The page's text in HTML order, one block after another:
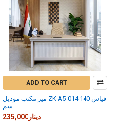
ADD TO CART
ميز مكتب موديل ZK-A5-014 قياس 140
سم
235,000دينار